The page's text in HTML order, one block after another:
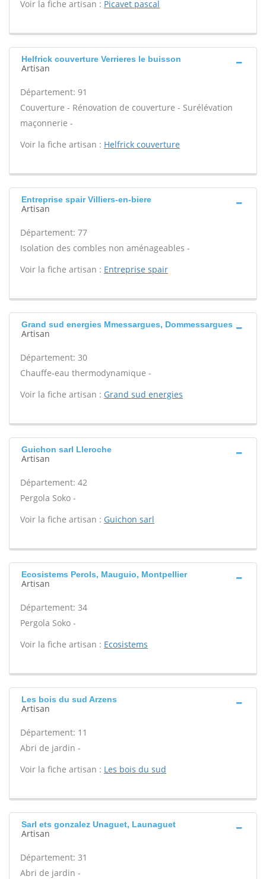
Voir la fiche artisan : Picavet pascal
Helfrick couverture Verrieres le buisson
Artisan
Département: 91
Couverture - Rénovation de couverture - Surélévation
maçonnerie -
Voir la fiche artisan : Helfrick couverture
Entreprise spair Villiers-en-biere
Artisan
Département: 77
Isolation des combles non aménageables -
Voir la fiche artisan : Entreprise spair
Grand sud energies Mmessargues, Dommessargues
Artisan
Département: 30
Chauffe-eau thermodynamique -
Voir la fiche artisan : Grand sud energies
Guichon sarl Lleroche
Artisan
Département: 42
Pergola Soko -
Voir la fiche artisan : Guichon sarl
Ecosistems Perols, Mauguio, Montpellier
Artisan
Département: 34
Pergola Soko -
Voir la fiche artisan : Ecosistems
Les bois du sud Arzens
Artisan
Département: 11
Abri de jardin -
Voir la fiche artisan : Les bois du sud
Sarl ets gonzalez Unaguet, Launaguet
Artisan
Département: 31
Abri de jardin -